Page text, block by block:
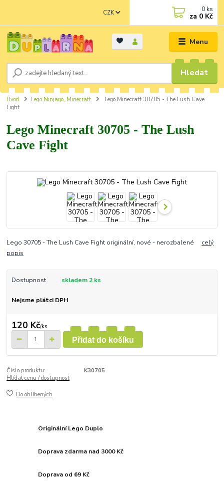
Menu
CZK
Hledat
0 ks
za 0 Kč
Úvod Lego Ninjago, Minecraft
Lego Minecraft 30705 - The Lush Cave
Fight
Lego Minecraft 30705 - The Lush
Cave Fight
Lego 30705 - The Lush Cave Fight originální, nové - nerozbalené celý
popis
Dostupnost skladem 2 ks
Nejsme plátci DPH
120 Kč/ks
Přidat do košíku
Číslo produktu:
K30705
Hlídat cenu / dostupnost
Do oblíbených
Originální Lego Duplo
Doprava zdarma nad 3000 Kč
Doprava od 69 Kč